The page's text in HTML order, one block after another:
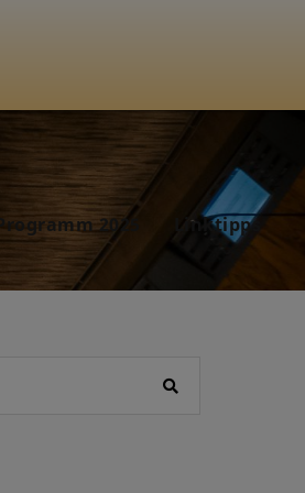
2025 Linktipps